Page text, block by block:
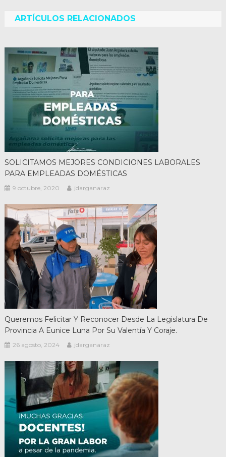
entradas
ARTÍCULOS RELACIONADOS
SOLICITAMOS MEJORES CONDICIONES LABORALES
PARA EMPLEADAS DOMÉSTICAS
9 octubre, 2020 jdarganaraz
Queremos Felicitar Y Reconocer Desde La Legislatura De
Provincia A Eunice Luna Por Su Valentía Y Coraje.
26 agosto, 2024 jdarganaraz